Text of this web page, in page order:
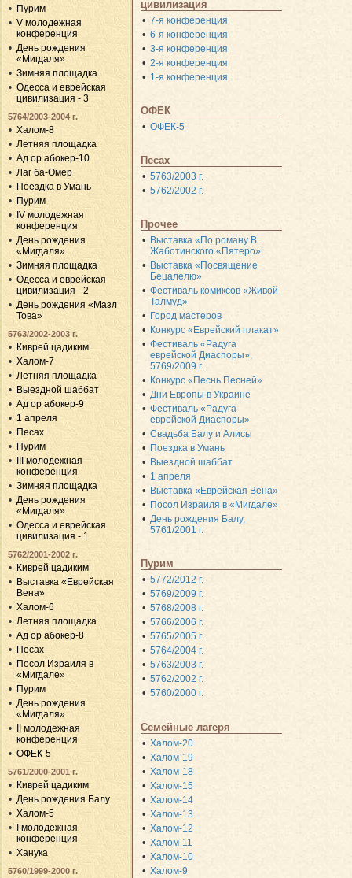
Пурим
V молодежная
конференция
День рождения
«Мигдаля»
Зимняя площадка
Одесса и еврейская
цивилизация - 3
5764/2003-2004 г.
Халом-8
Летняя площадка
Ад ор абокер-10
Лаг ба-Омер
Поездка в Умань
Пурим
IV молодежная
конференция
День рождения
«Мигдаля»
Зимняя площадка
Одесса и еврейская
цивилизация - 2
День рождения «Мазл
Това»
5763/2002-2003 г.
Киврей цадиким
Халом-7
Летняя площадка
Выездной шаббат
Ад ор абокер-9
1 апреля
Песах
Пурим
III молодежная
конференция
Зимняя площадка
День рождения
«Мигдаля»
Одесса и еврейская
цивилизация - 1
5762/2001-2002 г.
Киврей цадиким
Выставка «Еврейская
Вена»
Халом-6
Летняя площадка
Ад ор абокер-8
Песах
Посол Израиля в
«Мигдале»
Пурим
День рождения
«Мигдаля»
II молодежная
конференция
ОФЕК-5
5761/2000-2001 г.
Киврей цадиким
День рождения Балу
Халом-5
I молодежная
конференция
Ханука
5760/1999-2000 г.
цивилизация
7-я конференция
6-я конференция
3-я конференция
2-я конференция
1-я конференция
ОФЕК
ОФЕК-5
Песах
5763/2003 г.
5762/2002 г.
Прочее
Выставка «По роману В.
Жаботинского «Пятеро»
Выставка «Посвящение
Бецалелю»
Фестиваль комиксов «Живой
Талмуд»
Город мастеров
Конкурс «Еврейский плакат»
Фестиваль «Радуга
еврейской Диаспоры»,
5769/2009 г.
Конкурс «Песнь Песней»
Дни Европы в Украине
Фестиваль «Радуга
еврейской Диаспоры»
Свадьба Балу и Алисы
Поездка в Умань
Выездной шаббат
1 апреля
Выставка «Еврейская Вена»
Посол Израиля в «Мигдале»
День рождения Балу,
5761/2001 г.
Пурим
5772/2012 г.
5769/2009 г.
5768/2008 г.
5766/2006 г.
5765/2005 г.
5764/2004 г.
5763/2003 г.
5762/2002 г.
5760/2000 г.
Семейные лагеря
Халом-20
Халом-19
Халом-18
Халом-15
Халом-14
Халом-13
Халом-12
Халом-11
Халом-10
Халом-9